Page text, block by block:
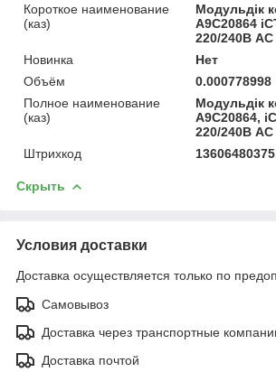
Короткое наименование
(каз)
Модульдік
A9C20864
220/240В АС
Новинка
Нет
Объём
0.000778998
Полное наименование
(каз)
Модульдік
A9C20864,
220/240В АС
Штрихкод
Скрыть
Условия доставки
Доставка осуществляется только по
Самовывоз
Доставка через транспортные
Доставка почтой